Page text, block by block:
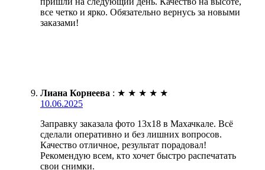
все четко и ярко. Обязательно вернусь за новыми
заказами!
Лиана Корнеева : ★ ★ ★ ★ ★
10.06.2025
Заправку заказала фото 13х18 в Махачкале. Всё
сделали оперативно и без лишних вопросов.
Качество отличное, результат порадовал!
Рекомендую всем, кто хочет быстро распечатать
свои снимки.